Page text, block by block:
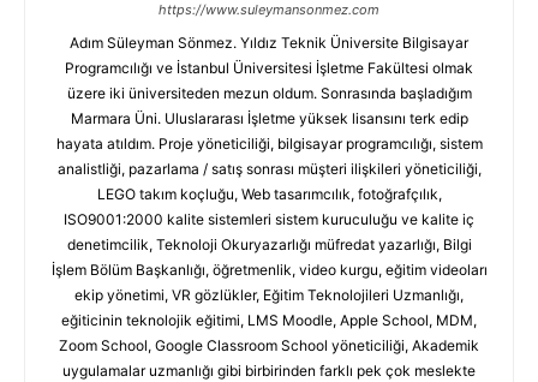
https://www.suleymansonmez.com
Adım Süleyman Sönmez. Yıldız Teknik Üniversite Bilgisayar
Programcılığı ve İstanbul Üniversitesi İşletme Fakültesi olmak
üzere iki üniversiteden mezun oldum. Sonrasında başladığım
Marmara Üni. Uluslararası İşletme yüksek lisansını terk edip
hayata atıldım. Proje yöneticiliği, bilgisayar programcılığı, sistem
analistliği, pazarlama / satış sonrası müşteri ilişkileri yöneticiliği,
LEGO takım koçluğu, Web tasarımcılık, fotoğrafçılık,
ISO9001:2000 kalite sistemleri sistem kuruculuğu ve kalite iç
denetimcilik, Teknoloji Okuryazarlığı müfredat yazarlığı, Bilgi
İşlem Bölüm Başkanlığı, öğretmenlik, video kurgu, eğitim videoları
ekip yönetimi, VR gözlükler, Eğitim Teknolojileri Uzmanlığı,
eğiticinin teknolojik eğitimi, LMS Moodle, Apple School, MDM,
Zoom School, Google Classroom School yöneticiliği, Akademik
uygulamalar uzmanlığı gibi birbirinden farklı pek çok meslekte